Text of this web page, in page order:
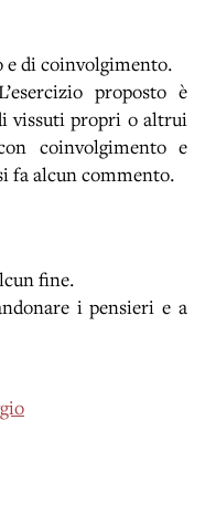
e di coinvolgimento.
proposto è
vissuti propri o altrui
coinvolgimento e
fa alcun commento.
fine.
i pensieri e a